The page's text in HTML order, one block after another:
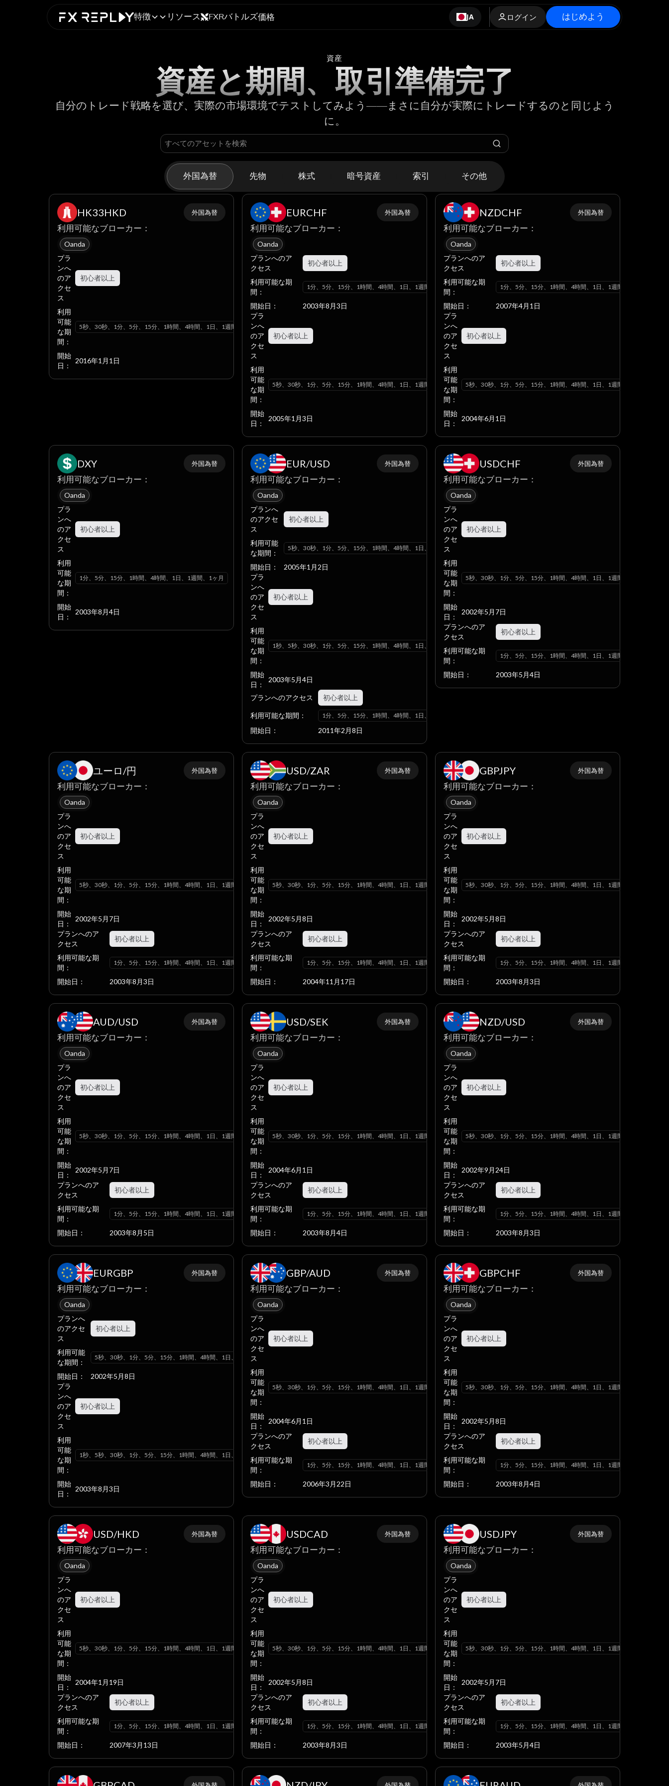
特徴 リソース FXRバトルズ価格 JA ログイン はじめよう
資産
資産と期間、取引準備完了
自分のトレード戦略を選び、実際の市場環境でテストしてみよう――まさに自分が実際にトレードするのと同じよう
に。
外国為替 先物 株式 暗号資産 索引 その他
HK33HKD 外国為替
利用可能なブローカー：
Oanda
プラ
ンへ
のア
クセ
ス
初心者以上
利用
可能
な期
間：
5秒、30秒、1分、5分、15分、1時間、4時間、1日、1週間、1ヶ月
開始
日：
2016年1月1日
EURCHF 外国為替
利用可能なブローカー：
Oanda
プランへのア
クセス
初心者以上
利用可能な期
間：
1分、5分、15分、1時間、4時間、1日、1週間、1ヶ月
開始日：
2003年8月3日
プラ
ンへ
のア
クセ
ス
初心者以上
利用
可能
な期
間：
5秒、30秒、1分、5分、15分、1時間、4時間、1日、1週間、1ヶ月
開始
日：
2005年1月3日
NZDCHF 外国為替
利用可能なブローカー：
Oanda
プランへのア
クセス
初心者以上
利用可能な期
間：
1分、5分、15分、1時間、4時間、1日、1週間、1ヶ月
開始日：
2007年4月1日
プラ
ンへ
のア
クセ
ス
初心者以上
利用
可能
な期
間：
5秒、30秒、1分、5分、15分、1時間、4時間、1日、1週間、1ヶ月
開始
日：
2004年6月1日
DXY 外国為替
利用可能なブローカー：
Oanda
プラ
ンへ
のア
クセ
ス
初心者以上
利用
可能
な期
間：
1分、5分、15分、1時間、4時間、1日、1週間、1ヶ月
開始
日：
2003年8月4日
EUR/USD 外国為替
利用可能なブローカー：
Oanda
プランへ
のアクセ
ス
初心者以上
利用可能
な期間：
5秒、30秒、1分、5分、15分、1時間、4時間、1日、1週間、1ヶ月
開始日：
2005年1月2日
プラ
ンへ
のア
クセ
ス
初心者以上
利用
可能
な期
間：
1秒、5秒、30秒、1分、5分、15分、1時間、4時間、1日、1週間、1ヶ月
開始
日：
2003年5月4日
プランへのアクセス 初心者以上
利用可能な期間： 1分、5分、15分、1時間、4時間、1日、1週間、1ヶ月
開始日： 2011年2月8日
USDCHF 外国為替
利用可能なブローカー：
Oanda
プラ
ンへ
のア
クセ
ス
初心者以上
利用
可能
な期
間：
5秒、30秒、1分、5分、15分、1時間、4時間、1日、1週間、1ヶ月
開始
日：
2002年5月7日
プランへのア
クセス
初心者以上
利用可能な期
間：
1分、5分、15分、1時間、4時間、1日、1週間、1ヶ月
開始日： 2003年5月4日
ユーロ/円 外国為替
利用可能なブローカー：
Oanda
プラ
ンへ
のア
クセ
ス
初心者以上
利用
可能
な期
間：
5秒、30秒、1分、5分、15分、1時間、4時間、1日、1週間、1ヶ月
開始
日：
2002年5月7日
プランへのア
クセス
初心者以上
利用可能な期
間：
1分、5分、15分、1時間、4時間、1日、1週間、1ヶ月
開始日： 2003年8月3日
USD/ZAR 外国為替
利用可能なブローカー：
Oanda
プラ
ンへ
のア
クセ
ス
初心者以上
利用
可能
な期
間：
5秒、30秒、1分、5分、15分、1時間、4時間、1日、1週間、1ヶ月
開始
日：
2002年5月8日
プランへのア
クセス
初心者以上
利用可能な期
間：
1分、5分、15分、1時間、4時間、1日、1週間、1ヶ月
開始日： 2004年11月17日
GBPJPY 外国為替
利用可能なブローカー：
Oanda
プラ
ンへ
のア
クセ
ス
初心者以上
利用
可能
な期
間：
5秒、30秒、1分、5分、15分、1時間、4時間、1日、1週間、1ヶ月
開始
日：
2002年5月8日
プランへのア
クセス
初心者以上
利用可能な期
間：
1分、5分、15分、1時間、4時間、1日、1週間、1ヶ月
開始日： 2003年8月3日
AUD/USD 外国為替
利用可能なブローカー：
Oanda
プラ
ンへ
のア
クセ
ス
初心者以上
利用
可能
な期
間：
5秒、30秒、1分、5分、15分、1時間、4時間、1日、1週間、1ヶ月
開始
日：
2002年5月7日
プランへのア
クセス
初心者以上
利用可能な期
間：
1分、5分、15分、1時間、4時間、1日、1週間、1ヶ月
開始日： 2003年8月5日
USD/SEK 外国為替
利用可能なブローカー：
Oanda
プラ
ンへ
のア
クセ
ス
初心者以上
利用
可能
な期
間：
5秒、30秒、1分、5分、15分、1時間、4時間、1日、1週間、1ヶ月
開始
日：
2004年6月1日
プランへのア
クセス
初心者以上
利用可能な期
間：
1分、5分、15分、1時間、4時間、1日、1週間、1ヶ月
開始日： 2003年8月4日
NZD/USD 外国為替
利用可能なブローカー：
Oanda
プラ
ンへ
のア
クセ
ス
初心者以上
利用
可能
な期
間：
5秒、30秒、1分、5分、15分、1時間、4時間、1日、1週間、1ヶ月
開始
日：
2002年9月24日
プランへのア
クセス
初心者以上
利用可能な期
間：
1分、5分、15分、1時間、4時間、1日、1週間、1ヶ月
開始日： 2003年8月3日
EURGBP 外国為替
利用可能なブローカー：
Oanda
プランへ
のアクセ
ス
初心者以上
利用可能
な期間：
5秒、30秒、1分、5分、15分、1時間、4時間、1日、1週間、1ヶ月
開始日：
2002年5月8日
プラ
ンへ
のア
クセ
ス
初心者以上
利用
可能
な期
間：
1秒、5秒、30秒、1分、5分、15分、1時間、4時間、1日、1週間、1ヶ月
開始
日：
2003年8月3日
GBP/AUD 外国為替
利用可能なブローカー：
Oanda
プラ
ンへ
のア
クセ
ス
初心者以上
利用
可能
な期
間：
5秒、30秒、1分、5分、15分、1時間、4時間、1日、1週間、1ヶ月
開始
日：
2004年6月1日
プランへのア
クセス
初心者以上
利用可能な期
間：
1分、5分、15分、1時間、4時間、1日、1週間、1ヶ月
開始日： 2006年3月22日
GBPCHF 外国為替
利用可能なブローカー：
Oanda
プラ
ンへ
のア
クセ
ス
初心者以上
利用
可能
な期
間：
5秒、30秒、1分、5分、15分、1時間、4時間、1日、1週間、1ヶ月
開始
日：
2002年5月8日
プランへのア
クセス
初心者以上
利用可能な期
間：
1分、5分、15分、1時間、4時間、1日、1週間、1ヶ月
開始日： 2003年8月4日
USD/HKD 外国為替
利用可能なブローカー：
Oanda
プラ
ンへ
のア
クセ
ス
初心者以上
利用
可能
な期
間：
5秒、30秒、1分、5分、15分、1時間、4時間、1日、1週間、1ヶ月
開始
日：
2004年1月19日
プランへのア
クセス
初心者以上
利用可能な期
間：
1分、5分、15分、1時間、4時間、1日、1週間、1ヶ月
開始日： 2007年3月13日
USDCAD 外国為替
利用可能なブローカー：
Oanda
プラ
ンへ
のア
クセ
ス
初心者以上
利用
可能
な期
間：
5秒、30秒、1分、5分、15分、1時間、4時間、1日、1週間、1ヶ月
開始
日：
2002年5月8日
プランへのア
クセス
初心者以上
利用可能な期
間：
1分、5分、15分、1時間、4時間、1日、1週間、1ヶ月
開始日： 2003年8月3日
USDJPY 外国為替
利用可能なブローカー：
Oanda
プラ
ンへ
のア
クセ
ス
初心者以上
利用
可能
な期
間：
5秒、30秒、1分、5分、15分、1時間、4時間、1日、1週間、1ヶ月
開始
日：
2002年5月7日
プランへのア
クセス
初心者以上
利用可能な期
間：
1分、5分、15分、1時間、4時間、1日、1週間、1ヶ月
開始日： 2003年5月4日